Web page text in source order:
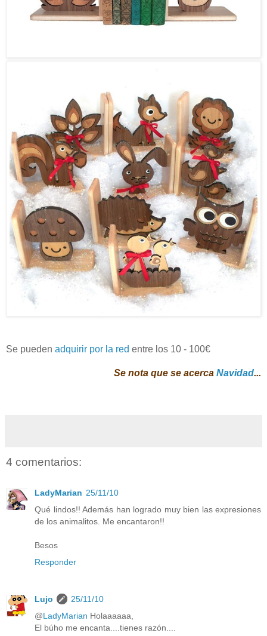
Se pueden adquirir por la red entre los 10 - 100€
Se nota que se acerca Navidad...
4 comentarios:
LadyMarian 25/11/10
Qué lindos!! Además han logrado muy bien las expresiones
de los animalitos. Me encantaron!!
Besos
Responder
Lujo
25/11/10
@LadyMarian Holaaaaaa,
El búho me encanta....tienes razón....